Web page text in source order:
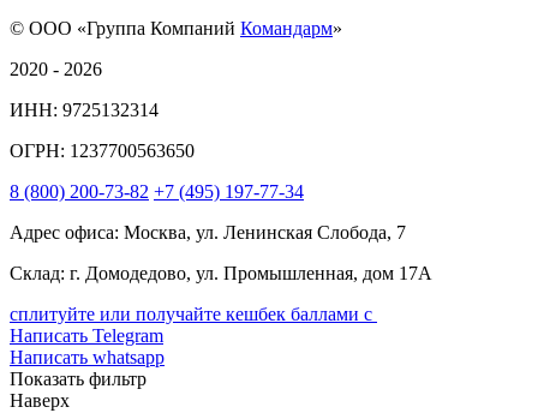
© ООО «Группа Компаний Командарм»
2020 - 2026
ИНН: 9725132314
ОГРН: 1237700563650
8 (800) 200-73-82 +7 (495) 197-77-34
Адрес офиса: Москва, ул. Ленинская Слобода, 7
Склад: г. Домодедово, ул. Промышленная, дом 17А
сплитуйте или получайте кешбек баллами с
Написать Telegram
Написать whatsapp
Показать фильтр
Наверх